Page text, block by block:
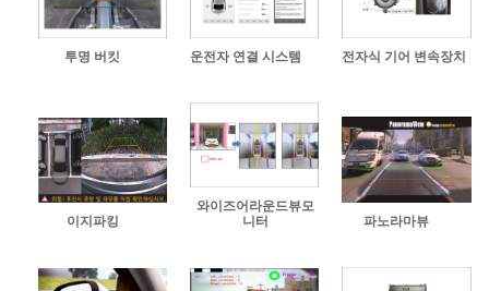
투명 버킷 운전자 연결 시스템 전자식 기어 변속장치
이지파킹
와이즈어라운드뷰모
니터
파노라마뷰